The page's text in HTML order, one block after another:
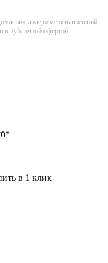
дилера менять внешний
публичной офертой.
*
в 1 клик